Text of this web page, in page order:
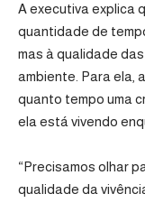
A executiva explica
quantidade de
mas à qualidade
ambiente. Para ela,
quanto tempo uma
ela está vivendo
“Precisamos olhar
qualidade da